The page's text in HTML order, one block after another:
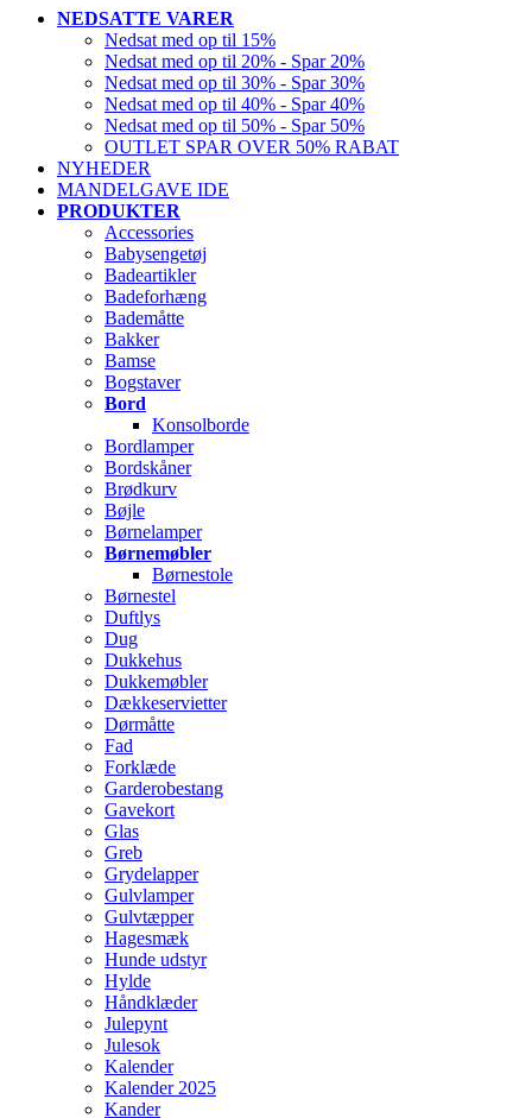
NEDSATTE VARER
Nedsat med op til 15%
Nedsat med op til 20% - Spar 20%
Nedsat med op til 30% - Spar 30%
Nedsat med op til 40% - Spar 40%
Nedsat med op til 50% - Spar 50%
OUTLET SPAR OVER 50% RABAT
NYHEDER
MANDELGAVE IDE
PRODUKTER
Accessories
Babysengetøj
Badeartikler
Badeforhæng
Bademåtte
Bakker
Bamse
Bogstaver
Bord
Konsolborde
Bordlamper
Bordskåner
Brødkurv
Bøjle
Børnelamper
Børnemøbler
Børnestole
Børnestel
Duftlys
Dug
Dukkehus
Dukkemøbler
Dækkeservietter
Dørmåtte
Fad
Forklæde
Garderobestang
Gavekort
Glas
Greb
Grydelapper
Gulvlamper
Gulvtæpper
Hagesmæk
Hunde udstyr
Hylde
Håndklæder
Julepynt
Julesok
Kalender
Kalender 2025
Kander